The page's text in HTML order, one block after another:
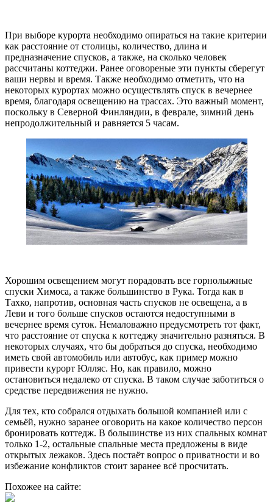
При выборе курорта необходимо опираться на такие критерии
как расстояние от столицы, количество, длина и
предназначение спусков, а также, на сколько человек
рассчитаны коттеджи. Ранее оговореные эти пункты сберегут
ваши нервы и время. Также необходимо отметить, что на
некоторых курортах можно осуществлять спуск в вечернее
время, благодаря освещению на трассах. Это важный момент,
поскольку в Северной Финляндии, в феврале, зимний день
непродолжительный и равняется 5 часам.
Хорошим освещением могут порадовать все горнолыжные
спуски Химоса, а также большинство в Рука. Тогда как в
Тахко, напротив, основная часть спусков не освещена, а в
Леви и того больше спусков остаются недоступными в
вечернее время суток. Немаловажно предусмотреть тот факт,
что расстояние от спуска к коттеджу значительно разняться. В
некоторых случаях, что бы добраться до спуска, необходимо
иметь свой автомобиль или автобус, как пример можно
привести курорт Юлляс. Но, как правило, можно
остановиться недалеко от спуска. В таком случае заботиться о
средстве передвижения не нужно.
Для тех, кто собрался отдыхать большой компанией или с
семьёй, нужно заранее оговорить на какое количество персон
бронировать коттедж. В большинстве из них спальных комнат
только 1-2, остальные спальные места предложены в виде
открытых лежаков. Здесь постаёт вопрос о приватности и во
избежание конфликтов стоит заранее всё просчитать.
Похожее на сайте: